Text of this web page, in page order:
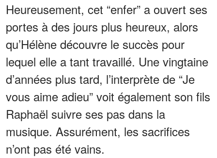
Heureusement, cet “enfer” a ouvert ses
portes à des jours plus heureux, alors
qu’Hélène découvre le succès pour
lequel elle a tant travaillé. Une vingtaine
d’années plus tard, l’interprète de “Je
vous aime adieu” voit également son fils
Raphaël suivre ses pas dans la
musique. Assurément, les sacrifices
n’ont pas été vains.